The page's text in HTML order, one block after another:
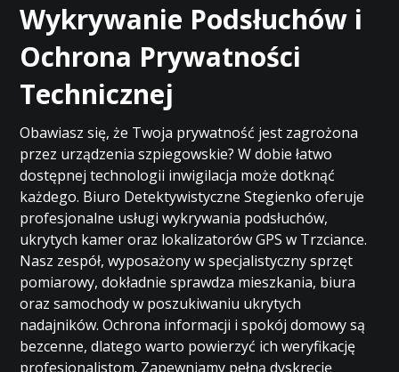
Wykrywanie Podsłuchów i
Ochrona Prywatności
Technicznej
Obawiasz się, że Twoja prywatność jest zagrożona
przez urządzenia szpiegowskie? W dobie łatwo
dostępnej technologii inwigilacja może dotknąć
każdego. Biuro Detektywistyczne Stegienko oferuje
profesjonalne usługi wykrywania podsłuchów,
ukrytych kamer oraz lokalizatorów GPS w Trzciance.
Nasz zespół, wyposażony w specjalistyczny sprzęt
pomiarowy, dokładnie sprawdza mieszkania, biura
oraz samochody w poszukiwaniu ukrytych
nadajników. Ochrona informacji i spokój domowy są
bezcenne, dlatego warto powierzyć ich weryfikację
profesjonalistom. Zapewniamy pełną dyskrecję